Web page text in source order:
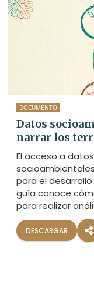
DOCUMENTO
Datos
narrar los
El acceso a
para el
guía conoce
para realizar
DESCARGAR